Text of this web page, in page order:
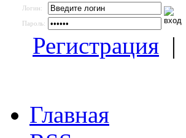
Логин:
Пароль:
Регистрация |
Главная